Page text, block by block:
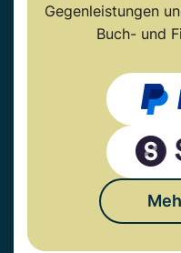
Gegenleistungen
Buch- und